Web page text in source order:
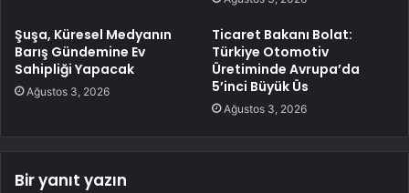
Şuşa, Küresel Medyanın
Barış Gündemine Ev
Sahipliği Yapacak
Ağustos 3, 2026
Ticaret Bakanı Bolat:
Türkiye Otomotiv
Üretiminde Avrupa’da
5’inci Büyük Üs
Ağustos 3, 2026
Bir yanıt yazın